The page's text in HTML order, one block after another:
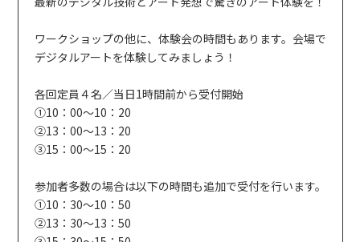
ワークショップの他に、体験会の時間もあります。会場で
デジタルアートを体験してみましょう！
各回定員４名／当日1時間前から受付開始
①10：00～10：20
②13：00～13：20
③15：00～15：20
参加者多数の場合は以下の時間も追加で受付を行います。
①10：30～10：50
②13：30～13：50